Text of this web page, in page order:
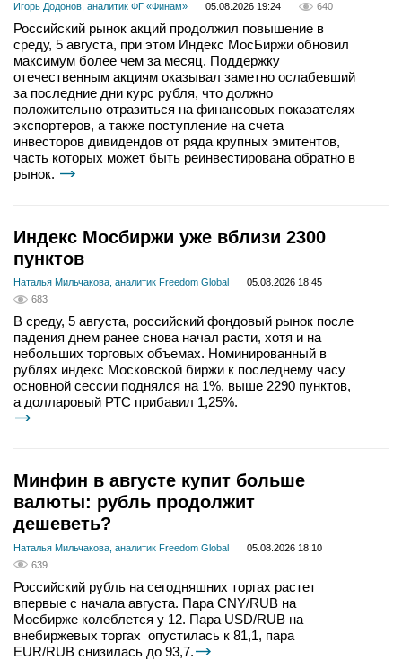
Игорь Додонов, аналитик ФГ «Финам» 05.08.2026 19:24 640
Российский рынок акций продолжил повышение в
среду, 5 августа, при этом Индекс МосБиржи обновил
максимум более чем за месяц. Поддержку
отечественным акциям оказывал заметно ослабевший
за последние дни курс рубля, что должно
положительно отразиться на финансовых показателях
экспортеров, а также поступление на счета
инвесторов дивидендов от ряда крупных эмитентов,
часть которых может быть реинвестирована обратно в
рынок.
Индекс Мосбиржи уже вблизи 2300
пунктов
Наталья Мильчакова, аналитик Freedom Global
05.08.2026 18:45
683
В среду, 5 августа, российский фондовый рынок после
падения днем ранее снова начал расти, хотя и на
небольших торговых объемах. Номинированный в
рублях индекс Московской биржи к последнему часу
основной сессии поднялся на 1%, выше 2290 пунктов,
а долларовый РТС прибавил 1,25%.
Минфин в августе купит больше
валюты: рубль продолжит
дешеветь?
Наталья Мильчакова, аналитик Freedom Global
05.08.2026 18:10
639
Российский рубль на сегодняшних торгах растет
впервые с начала августа. Пара CNY/RUB на
Мосбирже колеблется у 12. Пара USD/RUB на
внебиржевых торгах опустилась к 81,1, пара
EUR/RUB снизилась до 93,7.